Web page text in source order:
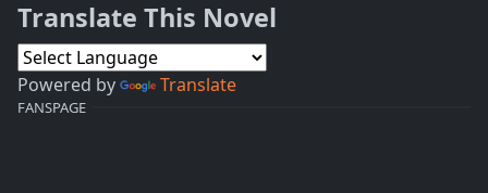
Translate This Novel
Powered by Translate
FANSPAGE